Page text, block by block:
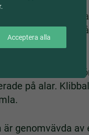
Acceptera alla
8500 år sedan.
Den trivs
översvämmade.
exempelvis för
på alar.
genomvävda av